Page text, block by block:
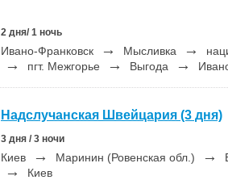
2 дня/ 1 ночь
Ивано-Франковск → Мысливка →
→ пгт. Межгорье → Выгода →
Надслучанская Швейцария (3 дня)
3 дня / 3 ночи
Киев → Маринин (Ровенская обл.) →
→ Киев